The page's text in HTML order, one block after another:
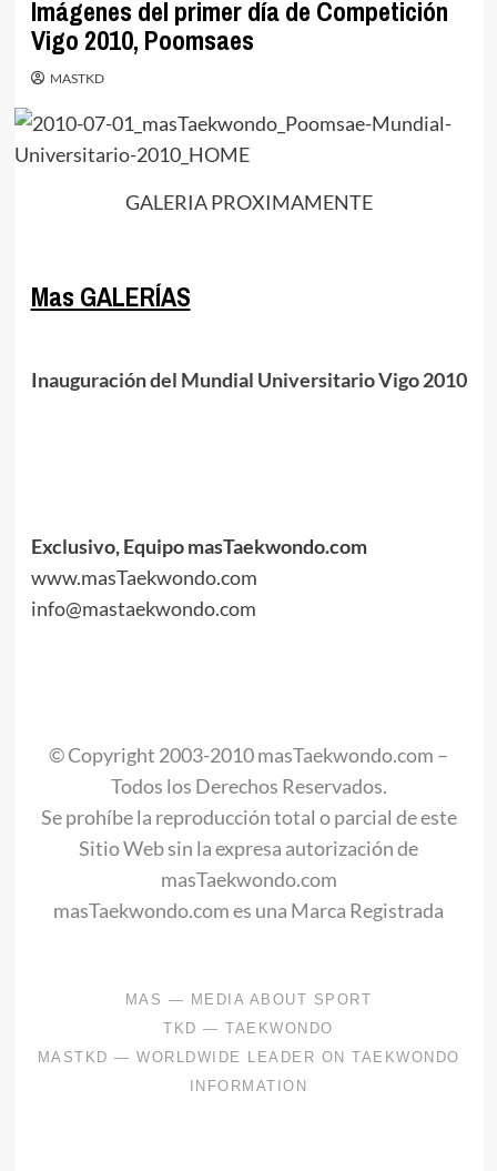
Imágenes del primer día de Competición
Vigo 2010, Poomsaes
MASTKD
GALERIA PROXIMAMENTE
Mas GALERÍAS
Inauguración del Mundial Universitario Vigo 2010
Exclusivo, Equipo masTaekwondo.com
www.masTaekwondo.com
info@mastaekwondo.com
© Copyright 2003-2010 masTaekwondo.com –
Todos los Derechos Reservados.
Se prohíbe la reproducción total o parcial de este
Sitio Web sin la expresa autorización de
masTaekwondo.com
masTaekwondo.com es una Marca Registrada